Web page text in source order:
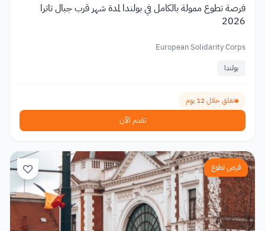
فرصة تطوع ممولة بالكامل في بولندا لمدة شهر قرب جبال تاترا
2026
European Solidarity Corps
بولندا
تغلق خلال 12 يوم
تقدم الآن
فرص تطوع